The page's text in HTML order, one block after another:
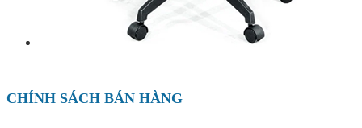
CHÍNH SÁCH BÁN HÀNG